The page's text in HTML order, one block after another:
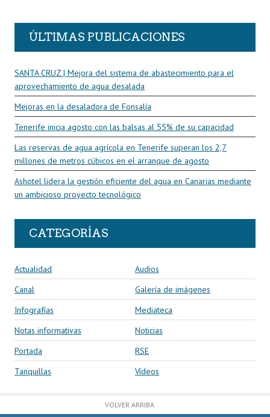
ÚLTIMAS PUBLICACIONES
SANTA CRUZ | Mejora del sistema de abastecimiento para el
aprovechamiento de agua desalada
Mejoras en la desaladora de Fonsalía
Tenerife inicia agosto con las balsas al 55% de su capacidad
Las reservas de agua agrícola en Tenerife superan los 2,7
millones de metros cúbicos en el arranque de agosto
Ashotel lidera la gestión eficiente del agua en Canarias mediante
un ambicioso proyecto tecnológico
CATEGORÍAS
Actualidad
Audios
Canal
Galería de imágenes
Infografías
Mediateca
Notas informativas
Noticias
Portada
RSE
Tanquillas
Vídeos
VOLVER ARRIBA